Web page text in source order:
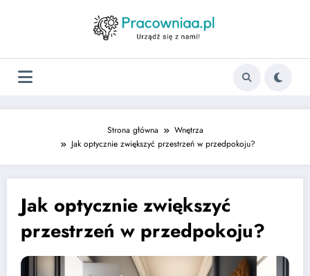
Strona główna
Wnętrza
Jak optycznie zwiększyć przestrzeń w przedpokoju?
Jak optycznie zwiększyć
przestrzeń w przedpokoju?